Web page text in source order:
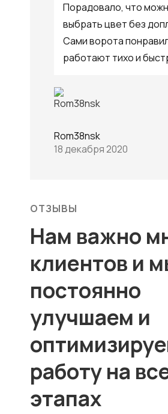
Порадовало, что
выбрать цвет без
Сами ворота
работают тихо и
Rom38nsk
18 декабря 2020
ОТЗЫВЫ
Нам важно
клиентов и
постоянно
улучшаем и
работу на
этапах